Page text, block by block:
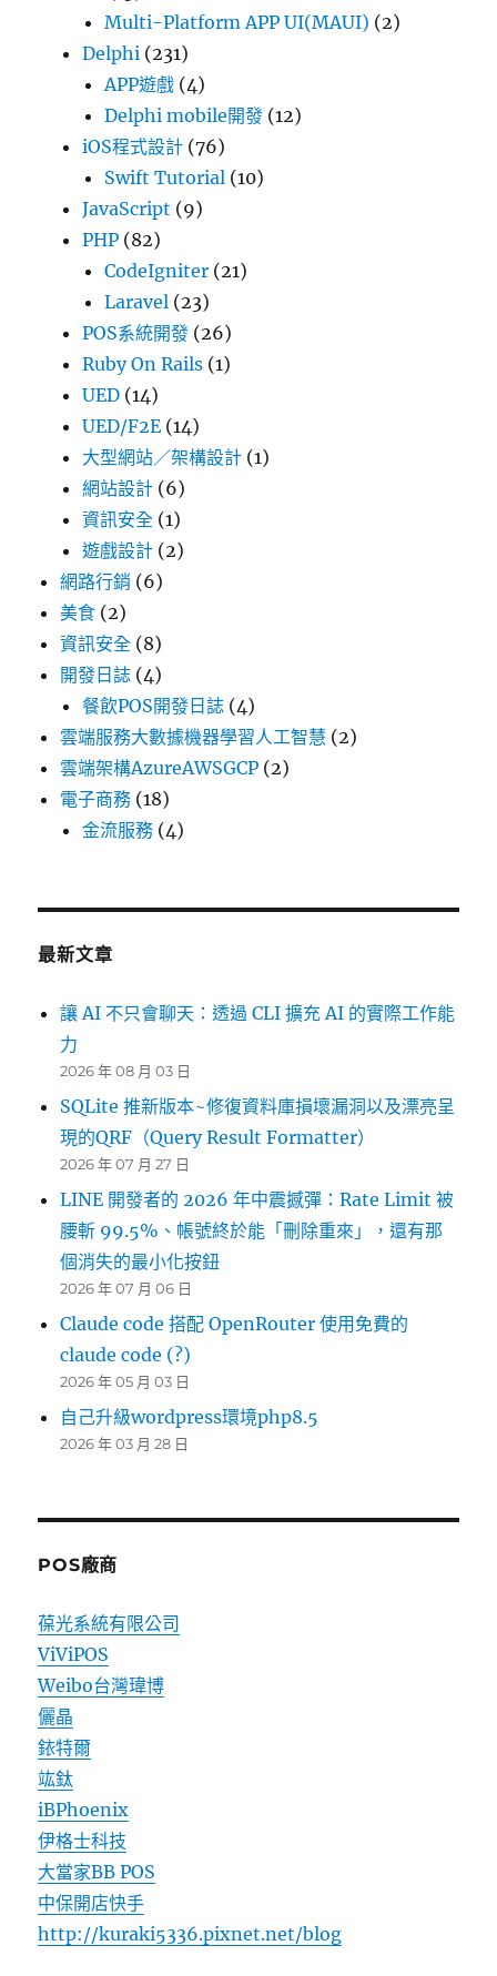
Multi-Platform APP UI(MAUI) (2)
Delphi (231)
APP遊戲 (4)
Delphi mobile開發 (12)
iOS程式設計 (76)
Swift Tutorial (10)
JavaScript (9)
PHP (82)
CodeIgniter (21)
Laravel (23)
POS系統開發 (26)
Ruby On Rails (1)
UED (14)
UED/F2E (14)
大型網站／架構設計 (1)
網站設計 (6)
資訊安全 (1)
遊戲設計 (2)
網路行銷 (6)
美食 (2)
資訊安全 (8)
開發日誌 (4)
餐飲POS開發日誌 (4)
雲端服務大數據機器學習人工智慧 (2)
雲端架構AzureAWSGCP (2)
電子商務 (18)
金流服務 (4)
最新文章
讓 AI 不只會聊天：透過 CLI 擴充 AI 的實際工作能
力
2026 年 08 月 03 日
SQLite 推新版本~修復資料庫損壞漏洞以及漂亮呈
現的QRF（Query Result Formatter）
2026 年 07 月 27 日
LINE 開發者的 2026 年中震撼彈：Rate Limit 被
腰斬 99.5%、帳號終於能「刪除重來」，還有那
個消失的最小化按鈕
2026 年 07 月 06 日
Claude code 搭配 OpenRouter 使用免費的
claude code (?)
2026 年 05 月 03 日
自己升級wordpress環境php8.5
2026 年 03 月 28 日
POS廠商
葆光系統有限公司
ViViPOS
Weibo台灣瑋博
儷晶
銥特爾
竑鈦
iBPhoenix
伊格士科技
大當家BB POS
中保開店快手
http://kuraki5336.pixnet.net/blog